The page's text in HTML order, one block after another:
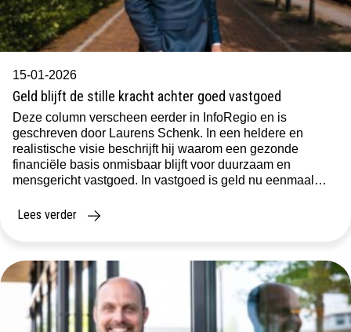
15-01-2026
Geld blijft de stille kracht achter goed vastgoed
Deze column verscheen eerder in InfoRegio en is
geschreven door Laurens Schenk. In een heldere en
realistische visie beschrijft hij waarom een gezonde
financiële basis onmisbaar blijft voor duurzaam en
mensgericht vastgoed. In vastgoed is geld nu eenmaal
zien, zonder een gezonde financiële basis staat geen […]
Lees verder